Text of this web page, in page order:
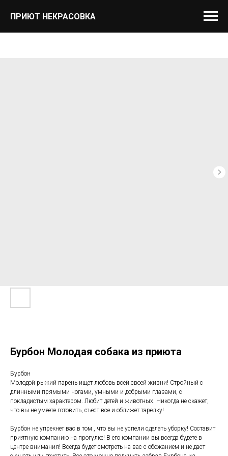
ПРИЮТ НЕКРАСОВКА
Бурбон Молодая собака из приюта
Бурбон
Молодой рыжий парень ищет любовь всей своей жизни! Стройный с
длинными прямыми ногами, умными и добрыми глазами, с
покладистым характером. Любит детей и животных. Никогда не скажет,
что вы не умеете готовить, съест все и оближет тарелку!
Бурбон не упрекнет вас в том , что вы не успели сделать уборку! Составит
приятную компанию на прогулке! В его компании вы всегда будете в
центре внимания! Всегда будет смотреть на вас с обожанием и не даст